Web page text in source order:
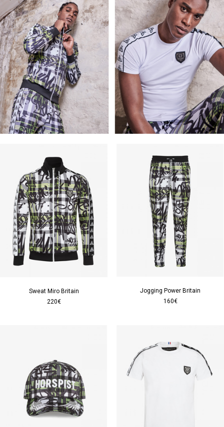
Sweat Miro Britain
220€
Jogging Power Britain
160€